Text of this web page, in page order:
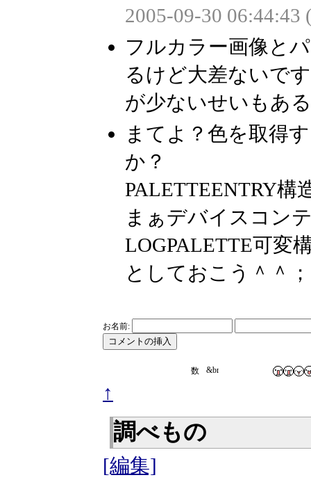
2005-09-30 06:44:43
フルカラー画像と
るけど大差ないで
が少ないせいもあ
まてよ？色を取得
か？
PALETTEENTRY構
まぁデバイスコン
LOGPALETTE可変
としておこう＾＾
お名前:
↑
調べもの
[編集]